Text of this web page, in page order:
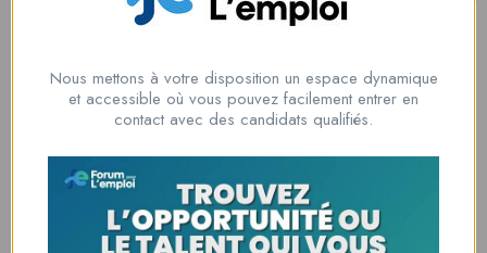
la solution idéale pour tous ceux qui cherchent à se connecter au
opportunité professionnelle ou que vous souhaitiez recruter les meilleurs
Lome, Togo
fpe@forumpouremploi.com / 0022891917788
Nous mettons à votre disposition un espace dynamique
et accessible où vous pouvez facilement entrer en
contact avec des candidats qualifiés.